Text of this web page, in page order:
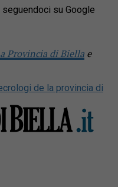
su Google
Provincia di Biella e
de la provincia di